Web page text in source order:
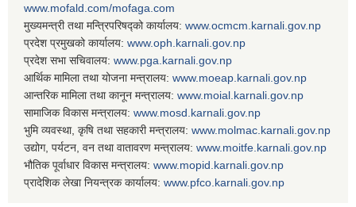
www.mofald.com/mofaga.com
मुख्यमन्त्री तथा मन्त्रिपरिषद्को कार्यालय: www.ocmcm.karnali.gov.np
प्रदेश प्रमुखको कार्यालय: www.oph.karnali.gov.np
प्रदेश सभा सचिवालय: www. pga.karnali.gov.np
आर्थिक मामिला तथा योजना मन्त्रालय: www. moeap.karnali.gov.np
आन्तरिक मामिला तथा कानून मन्त्रालय: www. moial.karnali.gov.np
सामाजिक विकास मन्त्रालय: www. mosd.karnali.gov.np
भुमि व्यवस्था, कृषि तथा सहकारी मन्त्रालय: www. molmac.karnali.gov.np
उद्योग, पर्यटन, वन तथा वातावरण मन्त्रालय: www. moitfe.karnali.gov.np
भौतिक पूर्वाधार विकास मन्त्रालय: www. mopid.karnali.gov.np
प्रादेशिक लेखा नियन्त्रक कार्यालय: www. pfco.karnali.gov.np